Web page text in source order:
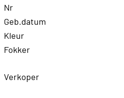
Nr
Geb.datum
Kleur
Fokker
Verkoper